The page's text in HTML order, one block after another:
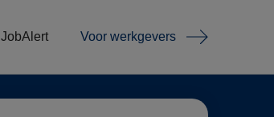
JobAlert Voor werkgevers